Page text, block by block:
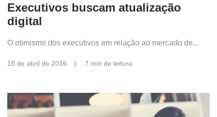
Executivos buscam atualização
digital
O otimismo dos executivos em relação ao mercado de...
18 de abril de 2016 7 min de leitura